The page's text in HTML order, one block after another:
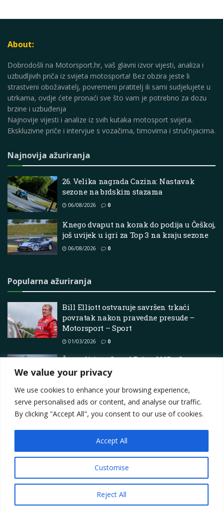
We value your privacy
We use cookies to enhance your browsing experience,
serve personalised ads or content, and analyse our traffic.
By clicking "Accept All", you consent to our use of cookies.
Customise
Reject All
Accept All
About:
Dobrodošli na Motorsport.hr, vaš glavni izvor vijesti, analiza i
uzbudljivih priča iz svijeta motosporta! Bez obzira jeste li
strastveni obožavatelj, povremeni pratitelj ili sami sudjelujete u
utrkama, ovdje ćete pronaći sve što vam je potrebno za dozu
brzine i uzbuđenja
Najnovije vijesti i analize iz svih kutaka motosport svijeta.
Ekskluzivne priče i intervjue s vozačima, timovima i stručnjacima.
Najnovija ažuriranja
26. Velika nagrada Cazina: Nastavak
sezone na brdskim stazama
06/08/2026 0
Knego dvaput na korak do podija u Češkoj,
još uvijek u igri za Top 3 na kraju sezone
06/08/2026 0
Popularna ažuriranja
Bill Elliott ostvaruje savršen trkaći
povratak nakon pravedne presude –
Motorsport – Sport
01/03/2026 0
Što raditi na Grand Prixu 2025 u Long
Beachu
Contact
Privacy Policy
Terms Marketing i oglašavanje